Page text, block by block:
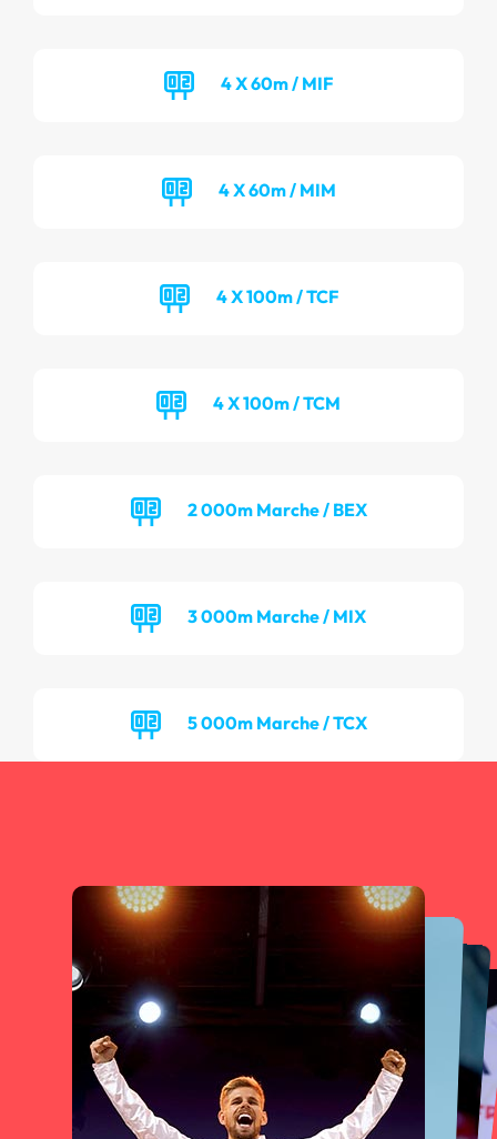
4 X 60m / MIF
4 X 60m / MIM
4 X 100m / TCF
4 X 100m / TCM
2 000m Marche / BEX
3 000m Marche / MIX
5 000m Marche / TCX